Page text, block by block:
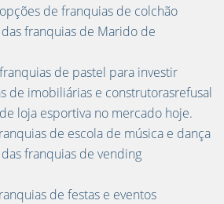
de franquias de colchão
franquias de Marido de
de pastel para investir
de imobiliárias e construtorasrefusal
loja esportiva no mercado hoje.
de escola de música e dança
franquias de vending
de festas e eventos